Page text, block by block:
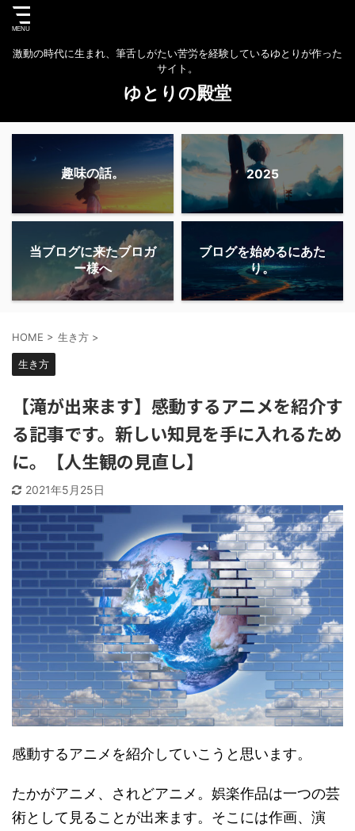
激動の時代に生まれ、筆舌しがたい苦労を経験しているゆとりが作った
サイト。
ゆとりの殿堂
趣味の話。 2025
当ブログに来たブロガ
ー様へ
ブログを始めるにあた
り。
HOME > 生き方 >
生き方
【滝が出来ます】感動するアニメを紹介す
る記事です。新しい知見を手に入れるため
に。【人生観の見直し】
2021年5月25日
感動するアニメを紹介していこうと思います。
たかがアニメ、されどアニメ。娯楽作品は一つの芸
術として見ることが出来ます。そこには作画、演